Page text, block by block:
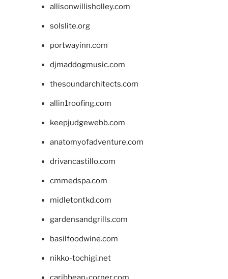
allisonwillisholley.com
solslite.org
portwayinn.com
djmaddogmusic.com
thesoundarchitects.com
allin1roofing.com
keepjudgewebb.com
anatomyofadventure.com
drivancastillo.com
cmmedspa.com
midletontkd.com
gardensandgrills.com
basilfoodwine.com
nikko-tochigi.net